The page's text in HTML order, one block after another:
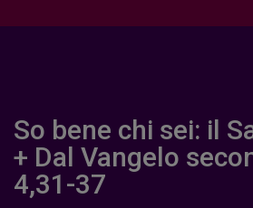
So bene chi sei: il
+ Dal Vangelo
4,31-37